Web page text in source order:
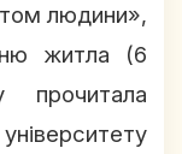
людини»,
житла (6